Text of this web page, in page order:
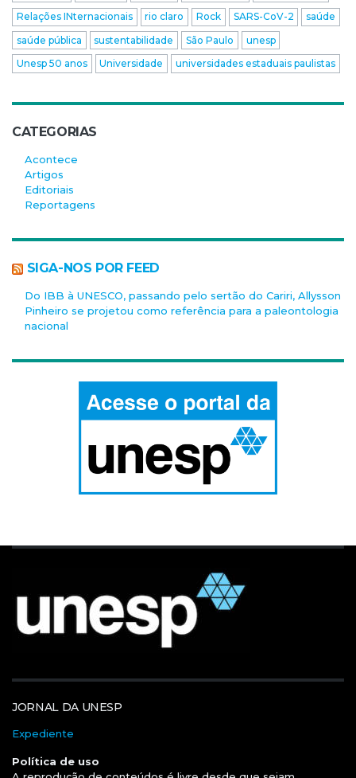
Relações INternacionais
rio claro Rock SARS-CoV-2
saúde
saúde pública
sustentabilidade São Paulo
unesp
Unesp 50 anos
Universidade universidades estaduais paulistas
CATEGORIAS
Acontece
Artigos
Editoriais
Reportagens
SIGA-NOS POR FEED
Do IBB à UNESCO, passando pelo sertão do Cariri, Allysson
Pinheiro se projetou como referência para a paleontologia
nacional
JORNAL DA UNESP
Expediente
Política de uso